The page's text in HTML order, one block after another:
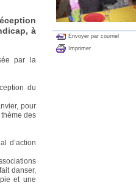
à
par la
du
pour
des
d’action
danser,
et une
Envoyer par courriel
Imprimer